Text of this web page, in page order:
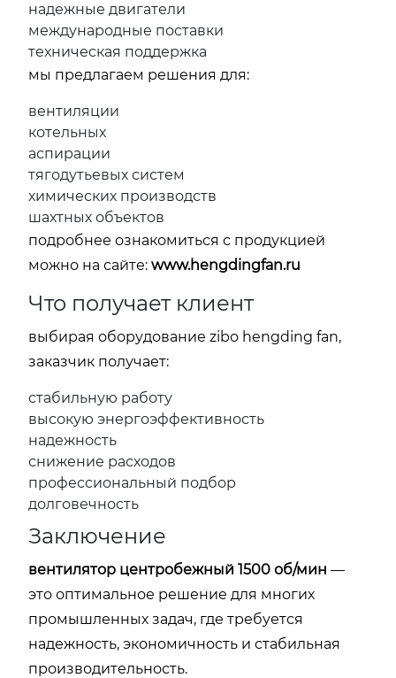
надежные двигатели
международные поставки
техническая поддержка
мы предлагаем решения для:
вентиляции
котельных
аспирации
тягодутьевых систем
химических производств
шахтных объектов
подробнее ознакомиться с продукцией
можно на сайте: www.hengdingfan.ru
Что получает клиент
выбирая оборудование zibo hengding fan,
заказчик получает:
стабильную работу
высокую энергоэффективность
надежность
снижение расходов
профессиональный подбор
долговечность
Заключение
вентилятор центробежный 1500 об/мин —
это оптимальное решение для многих
промышленных задач, где требуется
надежность, экономичность и стабильная
производительность.